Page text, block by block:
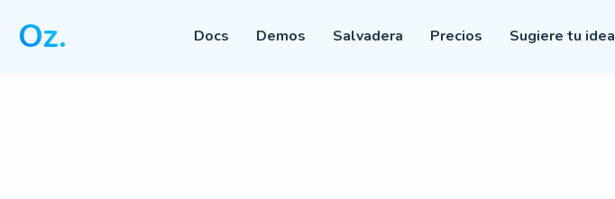
Oz. Docs Demos Salvadera Precios Sugiere tu idea